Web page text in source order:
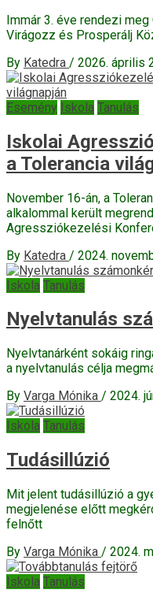
Immár 3. éve rendezi
Virágozz és Prosperálj
By Katedra / 2026. április
Esemény Iskola Tanulás
Iskolai
a Tolerancia
November 16-án, a
alkalommal került
Agressziókezelési
By Katedra / 2024.
Iskola Tanulás
Nyelvtanulás
Nyelvtanárként sokáig
a nyelvtanulás célja
By Varga Mónika / 2024.
Iskola Tanulás
Tudásillúzió
Mit jelent tudásillúzió a
megjelenése előtt
felnőtt
By Varga Mónika / 2024.
Iskola Tanulás